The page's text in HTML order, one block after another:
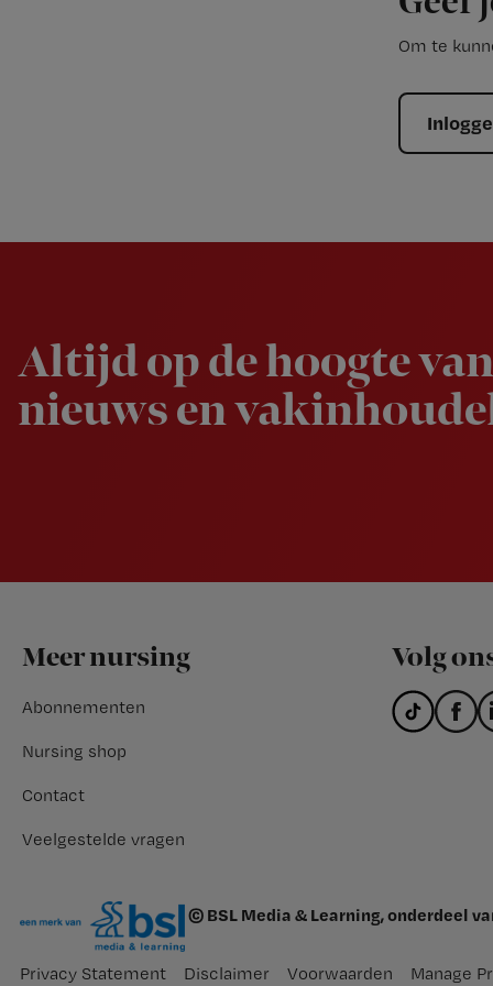
Om te
Altijd op de hoogte
nieuws en
Footer
Meer nursing
Abonnementen
Nursing shop
Contact
Veelgestelde vragen
Volg
© BSL Media & Learning, onderdeel
Privacy Statement Disclaimer Voorwaarden Manage